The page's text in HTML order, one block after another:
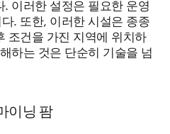
. 또한, 이러한 시설은 종종
조건을 가진 지역에 위치하
하는 것은 단순히 기술을 넘
이닝 팜